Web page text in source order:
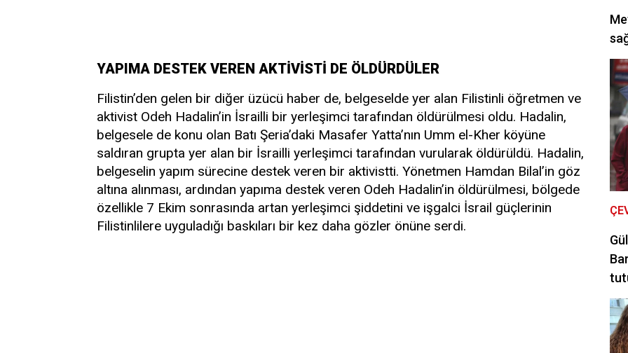
YAPIMA DESTEK VEREN AKTİVİSTİ DE ÖLDÜRDÜLER
Filistin’den gelen bir diğer üzücü haber de, belgeselde yer alan Filistinli öğretmen ve
aktivist Odeh Hadalin’in İsrailli bir yerleşimci tarafından öldürülmesi oldu. Hadalin,
belgesele de konu olan Batı Şeria’daki Masafer Yatta’nın Umm el-Kher köyüne
saldıran grupta yer alan bir İsrailli yerleşimci tarafından vurularak öldürüldü. Hadalin,
belgeselin yapım sürecine destek veren bir aktivistti. Yönetmen Hamdan Bilal’in göz
altına alınması, ardından yapıma destek veren Odeh Hadalin’in öldürülmesi, bölgede
özellikle 7 Ekim sonrasında artan yerleşimci şiddetini ve işgalci İsrail güçlerinin
Filistinlilere uyguladığı baskıları bir kez daha gözler önüne serdi.